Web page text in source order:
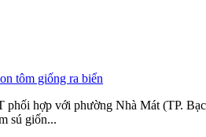
tôm giống ra biển
hợp với phường Nhà Mát (TP. Bạc
sú giốn...